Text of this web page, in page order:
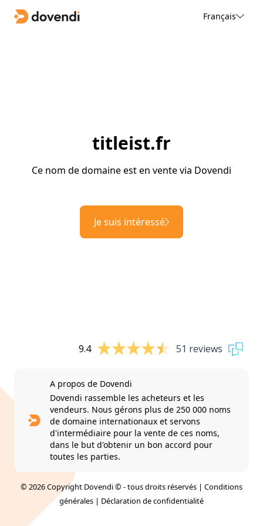
Français
titleist.fr
Ce nom de domaine est en vente via Dovendi
Je suis intéressé
9.4 51 reviews
A propos de Dovendi
Dovendi rassemble les acheteurs et les
vendeurs. Nous gérons plus de 250 000 noms
de domaine internationaux et servons
d'intermédiaire pour la vente de ces noms,
dans le but d'obtenir un bon accord pour
toutes les parties.
© 2026 Copyright Dovendi © - tous droits réservés | Conditions
générales | Déclaration de confidentialité